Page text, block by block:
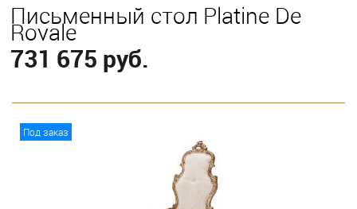
Письменный стол Platine De
Royale
731 675 руб.
Под заказ